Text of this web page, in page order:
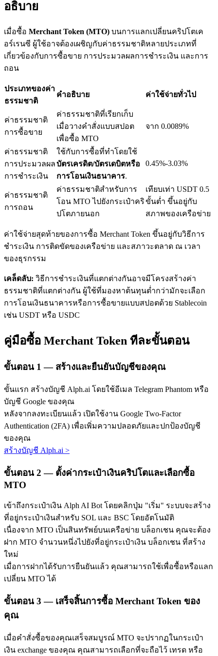
เงินกู้
ลงทุนอัตโนมัติ
คว้าผลกำไรระยะยาวและผลประโยชน์ที่ยืดหยุ่น
เรียนรู้เกี่ยวกับการสร้างรายได้แบบพาสซีฟ
Bitrue AI
พันธมิตร Bitrue
พันธมิตร Bitrue
มากถึง 65% คอมมิชชั่น!
อธิบาย
เมื่อซื้อ Merchant Token (MTO) บนการแลกเปลี่ยนคริปโตเค
อร์เรนซี ผู้ใช้อาจต้องเผชิญกับค่าธรรมชาติหลายประเภทที่
เกี่ยวข้องกับการซื้อขาย การประมวลผลการชำระเงิน และการ
ถอน
ประเภทของค่า
ธรรมชาติ
คำอธิบาย ค่าใช้จ่ายทั่วไป
ค่าธรรมชาติ
การซื้อขาย
ค่าธรรมชาติที่เรียกเก็บ
เมื่อวางคำสั่งแบบสปอต
เพื่อซื้อ MTO
จาก 0.0089%
ค่าธรรมชาติ
การประมวลผล
การชำระเงิน
ใช้กับการซื้อที่ทำโดยใช้
บัตรเครดิต/บัตรเดบิตหรือ
การโอนเงินธนาคาร.
0.45%-3.03%
ค่าธรรมชาติ
การถอน
ค่าธรรมชาติสำหรับการ
โอน MTO ไปยังกระเป๋าคริ
ปโตภายนอก
เทียบเท่า USDT 0.5
ขั้นต่ำ ขึ้นอยู่กับ
สภาพของเครือข่าย
ค่าใช้จ่ายสุดท้ายของการซื้อ Merchant Token ขึ้นอยู่กับวิธีการ
ชำระเงิน การติดขัดของเครือข่าย และสภาวะตลาด ณ เวลา
ของธุรกรรม
เคล็ดลับ: วิธีการชำระเงินที่แตกต่างกันอาจมีโครงสร้างค่า
ธรรมชาติที่แตกต่างกัน ผู้ใช้ที่มองหาต้นทุนต่ำกว่ามักจะเลือก
การโอนเงินธนาคารหรือการซื้อขายแบบสปอตด้วย Stablecoin
เช่น USDT หรือ USDC
คู่มือซื้อ Merchant Token ทีละขั้นตอน
ขั้นตอน 1 — สร้างและยืนยันบัญชีของคุณ
ขั้นแรก สร้างบัญชี Alph.ai โดยใช้อีเมล Telegram Phantom หรือ
บัญชี Google ของคุณ
หลังจากลงทะเบียนแล้ว เปิดใช้งาน Google Two-Factor
Authentication (2FA) เพื่อเพิ่มความปลอดภัยและปกป้องบัญชี
ของคุณ
สร้างบัญชี Alph.ai >
ขั้นตอน 2 — ตั้งค่ากระเป๋าเงินคริปโตและเลือกซื้อ
MTO
เข้าถึงกระเป๋าเงิน Alph AI Bot โดยคลิกปุ่ม "เริ่ม" ระบบจะสร้าง
ที่อยู่กระเป๋าเงินสำหรับ SOL และ BSC โดยอัตโนมัติ
เนื่องจาก MTO เป็นสินทรัพย์บนเครือข่าย บล็อกเชน คุณจะต้อง
ฝาก MTO จำนวนหนึ่งไปยังที่อยู่กระเป๋าเงิน บล็อกเชน ที่สร้าง
ใหม่
เมื่อการฝากได้รับการยืนยันแล้ว คุณสามารถใช้เพื่อซื้อหรือแลก
เปลี่ยน MTO ได้
ขั้นตอน 3 — เสร็จสิ้นการซื้อ Merchant Token ของ
คุณ
เมื่อคำสั่งซื้อของคุณเสร็จสมบูรณ์ MTO จะปรากฏในกระเป๋า
เงิน exchange ของคุณ คุณสามารถเลือกที่จะถือไว้ เทรด หรือ